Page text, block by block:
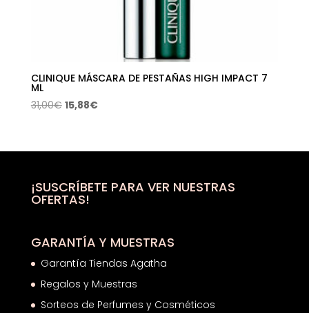
CLINIQUE MÁSCARA DE PESTAÑAS HIGH IMPACT 7
ML
31,00€ El
era:
15,88€El
es:
¡SUSCRÍBETE PARA VER NUESTRAS
OFERTAS!
GARANTÍA Y MUESTRAS
Garantía Tiendas Agatha
Regalos y Muestras
Sorteos de Perfumes y Cosméticos